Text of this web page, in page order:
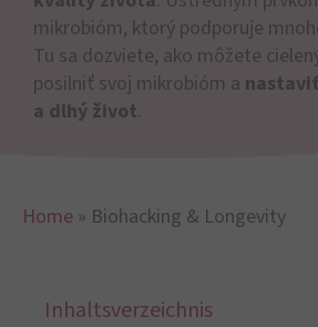
mikrobióm, ktorý podporuje
Tu sa dozviete, ako môžete
posilniť svoj mikrobióm a
a dlhý život.
Home » Biohacking & Longevity
Inhaltsverzeichnis